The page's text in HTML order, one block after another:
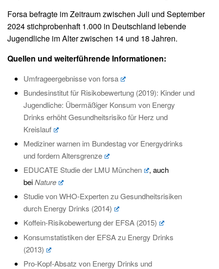
Forsa befragte im Zeitraum zwischen Juli und September
2024 stichprobenhaft 1.000 in Deutschland lebende
Jugendliche im Alter zwischen 14 und 18 Jahren.
Quellen und weiterführende Informationen:
Umfrageergebnisse von forsa
Bundesinstitut für Risikobewertung (2019): Kinder und
Jugendliche: Übermäßiger Konsum von Energy
Drinks erhöht Gesundheitsrisiko für Herz und
Kreislauf
Mediziner warnen im Bundestag vor Energydrinks
und fordern Altersgrenze
EDUCATE Studie der LMU München
, auch
beiNature
Studie von WHO-Experten zu Gesundheitsrisiken
durch Energy Drinks (2014)
Koffein-Risikobewertung der EFSA (2015)
Konsumstatistiken der EFSA zu Energy Drinks
(2013)
Pro-Kopf-Absatz von Energy Drinks und